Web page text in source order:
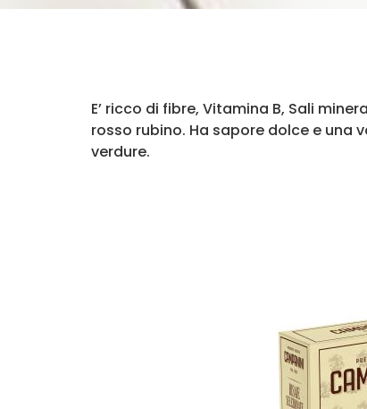
E’ ricco di fibre, Vitamina B, Sali
rosso rubino. Ha sapore dolce e una
verdure.